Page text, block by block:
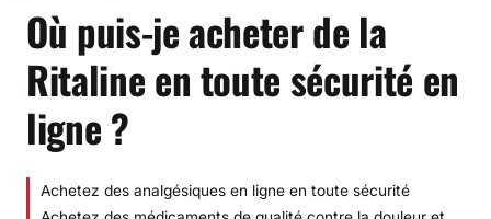
Où puis-je acheter de la
Ritaline en toute sécurité en
ligne ?
Achetez des analgésiques en ligne en toute sécurité